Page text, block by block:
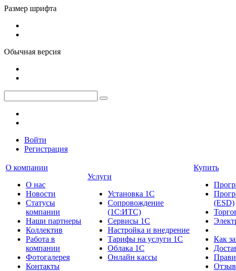
Размер шрифта
Обычная версия
Войти
Регистрация
О компании
О нас
Новости
Cтатусы
компании
Наши партнеры
Коллектив
Работа в
компании
Фотогалерея
Контакты
Услуги
Установка 1С
Сопровождение
(1С:ИТС)
Сервисы 1С
Настройка и внедрение
Тарифы на услуги 1С
Облака 1С
Онлайн кассы
Купить
(ESD)
Как